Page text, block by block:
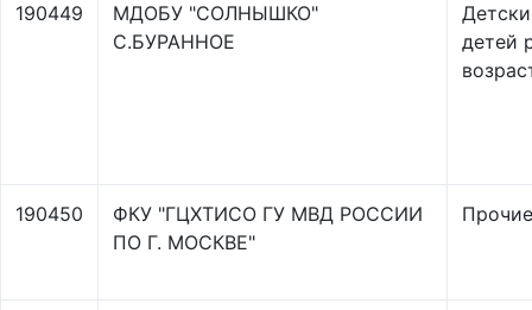
190449
МДОБУ "СОЛНЫШКО"
С.БУРАННОЕ
детей
190450
ФКУ "ГЦХТИСО ГУ МВД РОССИИ
ПО Г. МОСКВЕ"
Прочие